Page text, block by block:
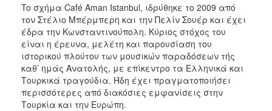
To σχήμα Café Aman Istanbul, ιδρύθηκε το 2009 από
τον Στέλιο Μπέρμπερη και την Πελίν Σουέρ και έχει
έδρα την Κωνσταντινούπολη. Κύριος στόχος του
είναι η έρευνα, μελέτη και παρουσίαση του
ιστορικού πλούτου των μουσικών παραδόσεων τής
καθ’ ημάς Ανατολής, με επίκεντρο τα Ελληνικά και
Τουρκικά τραγούδια. Ήδη έχει πραγματοποιήσει
περισσότερες από διακόσιες εμφανίσεις στην
Τουρκία και την Ευρώπη.